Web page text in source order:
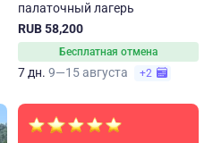
палаточный лагерь
RUB 58,200
Бесплатная отмена
7 дн. 9—15 августа +2